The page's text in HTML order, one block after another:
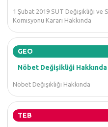
1 Şubat 2019 SUT Değişikliği ve
Komisyonu Kararı Hakkında
GEO
Nöbet Değişikliği Hakkında
Nöbet Değişikliği Hakkında
TEB